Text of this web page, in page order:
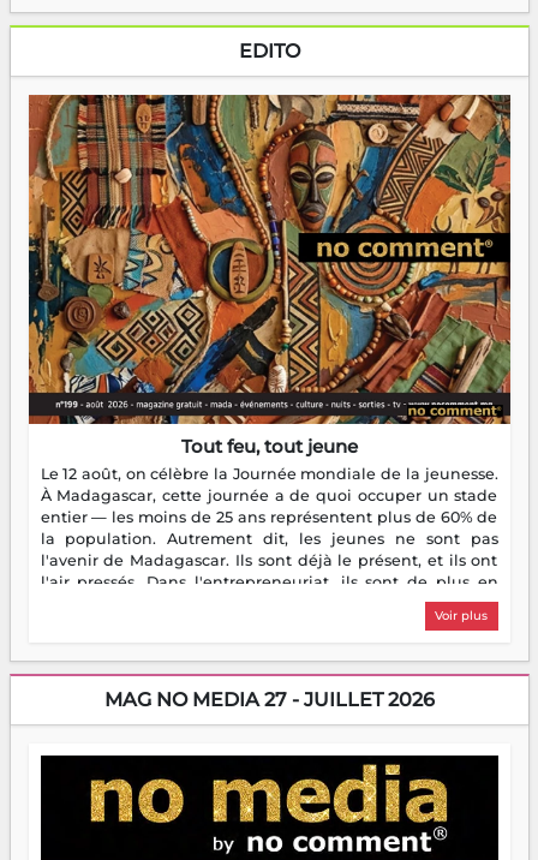
EDITO
Tout feu, tout jeune
Le 12 août, on célèbre la Journée mondiale de la jeunesse.
À Madagascar, cette journée a de quoi occuper un stade
entier — les moins de 25 ans représentent plus de 60% de
la population. Autrement dit, les jeunes ne sont pas
l'avenir de Madagascar. Ils sont déjà le présent, et ils ont
l'air pressés. Dans l'entrepreneuriat, ils sont de plus en
plus nombreux à se lancer, à créer, à risquer — souvent
sans filet, souvent sans aide, mais toujours avec cette
dorment vraiment la nuit. En culture, les nouvelles sont
encore meilleures. Aina Rasamoelina vient de décrocher le
Prix RFI Instrumental Afrique. Miangaly Elia rafle le Prix
jeunes qui tiennent la torche. Alors oui, on pourrait
s'arrêter là, applaudir et rentrer chez soi satisfait. Mais ce
serait passer à côté d'une chose essentielle. La fougue, ça
brûle fort — et parfois, ça brûle vite. Une flamme sans
direction peut éclairer autant qu'elle peut consumer. C'est
Voir plus
MAG NO MEDIA 27 - JUILLET 2026